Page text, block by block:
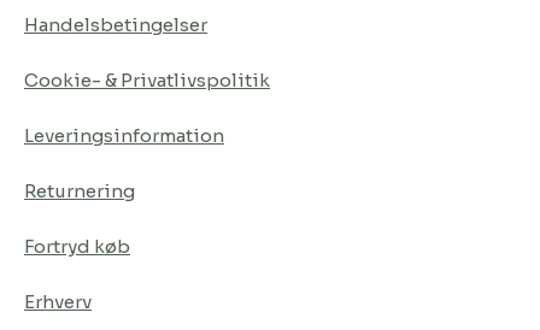
Handelsbetingelser
Cookie- & Privatlivspolitik
Leveringsinformation
Returnering
Fortryd køb
Erhverv